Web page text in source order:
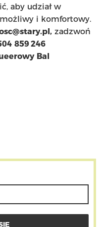
aby udział w
i komfortowy.
zadzwoń
859 246
Bal